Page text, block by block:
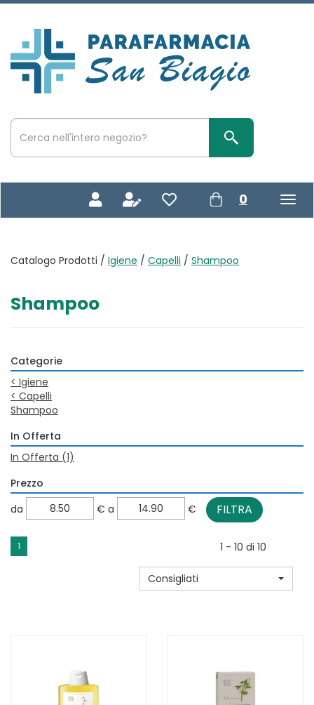
Passa
principale
San
Biagio
Cerca
Prodotto
Cerca Prodotto
0 prodotti
inseriti
Catalogo Prodotti / Igiene / Capelli / Shampoo
Shampoo
Categorie
< Igiene
< Capelli
Shampoo
In Offerta
In Offerta (1)
Prezzo
filtra
da
da €
a
a €
1 1 - 10 di 10
Consigliati